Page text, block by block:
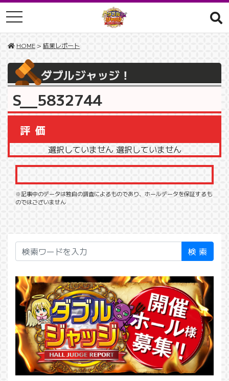
toggle navigation
HOME > 結果レポート
ダブルジャッジ！
S__5832744
評価
選択していません 選択していません
※記事中のデータは独自の調査によるものであり、ホールデータを保証するも
のではございません